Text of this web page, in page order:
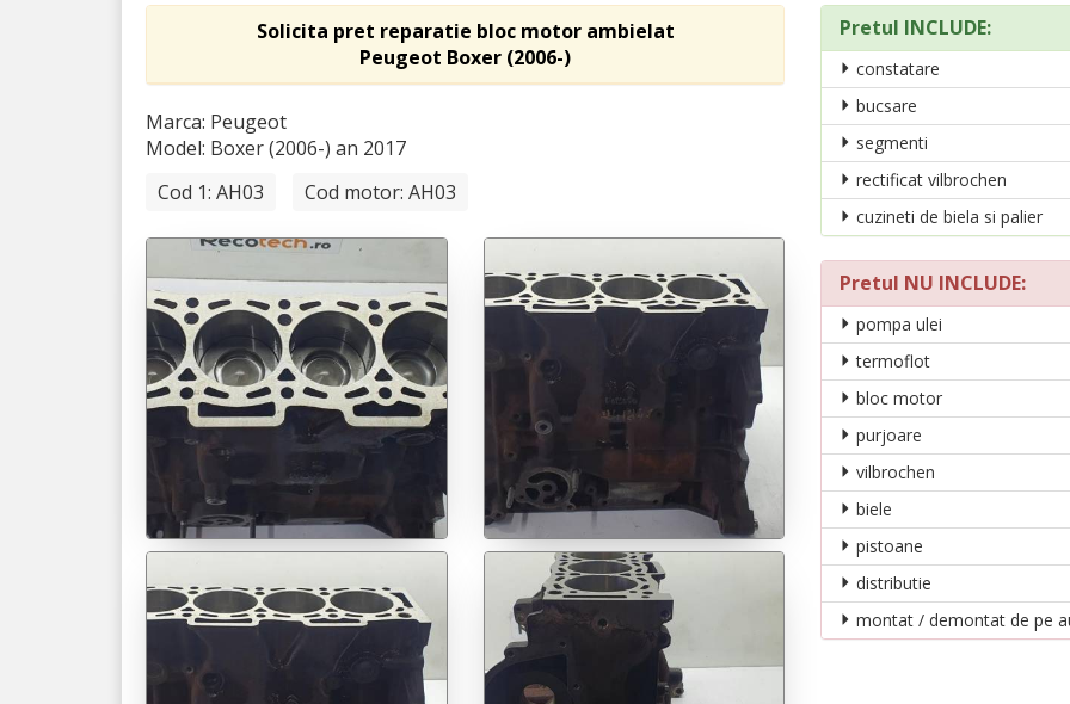
Solicita pret reparatie bloc motor ambielat
Peugeot Boxer (2006-)
Marca: Peugeot
Model: Boxer (2006-) an 2017
Cod 1: AH03
Cod motor: AH03
Pretul INCLUDE:
constatare
bucsare
segmenti
rectificat vilbrochen
cuzineti de biela si palier
Pretul NU INCLUDE:
pompa ulei
termoflot
bloc motor
purjoare
vilbrochen
biele
pistoane
distributie
montat / demontat de pe